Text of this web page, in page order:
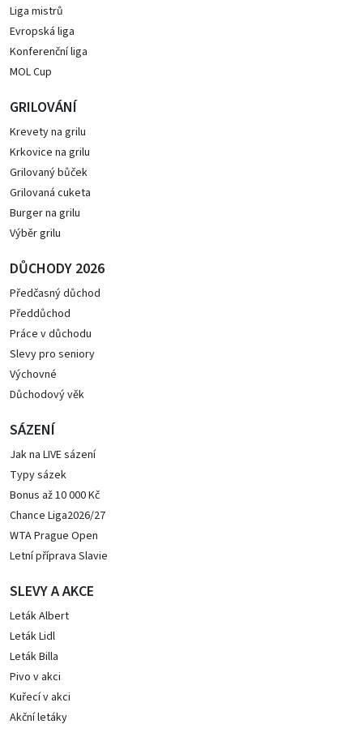
Liga mistrů
Evropská liga
Konferenční liga
MOL Cup
GRILOVÁNÍ
Krevety na grilu
Krkovice na grilu
Grilovaný bůček
Grilovaná cuketa
Burger na grilu
Výběr grilu
DŮCHODY 2026
Předčasný důchod
Předdůchod
Práce v důchodu
Slevy pro seniory
Výchovné
Důchodový věk
SÁZENÍ
Jak na LIVE sázení
Typy sázek
Bonus až 10 000 Kč
Chance Liga2026/27
WTA Prague Open
Letní příprava Slavie
SLEVY A AKCE
Leták Albert
Leták Lidl
Leták Billa
Pivo v akci
Kuřecí v akci
Akční letáky